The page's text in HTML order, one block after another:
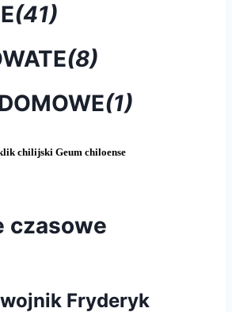
(41)
(8)
(1)
chilijski Geum chiloense
czasowe
Fryderyk